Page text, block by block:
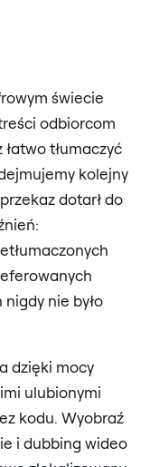
świecie
odbiorcom
łatwo tłumaczyć
kolejny
dotarł do
nie było
dzięki mocy
ulubionymi
kodu. Wyobraź
i dubbing wideo